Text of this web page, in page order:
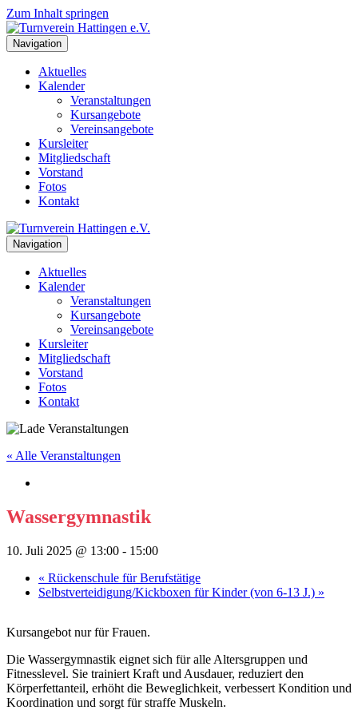
Zum Inhalt springen
Navigation
Aktuelles
Kalender
Veranstaltungen
Kursangebote
Vereinsangebote
Kursleiter
Mitgliedschaft
Vorstand
Fotos
Kontakt
Navigation
Aktuelles
Kalender
Veranstaltungen
Kursangebote
Vereinsangebote
Kursleiter
Mitgliedschaft
Vorstand
Fotos
Kontakt
« Alle Veranstaltungen
Wassergymnastik
10. Juli 2025 @ 13:00 - 15:00
« Rückenschule für Berufstätige
Selbstverteidigung/Kickboxen für Kinder (von 6-13 J.) »
Kursangebot nur für Frauen.
Die Wassergymnastik eignet sich für alle Altersgruppen und
Fitnesslevel. Sie trainiert Kraft und Ausdauer, reduziert den
Körperfettanteil, erhöht die Beweglichkeit, verbessert Kondition und
Koordination und sorgt für straffe Muskeln.